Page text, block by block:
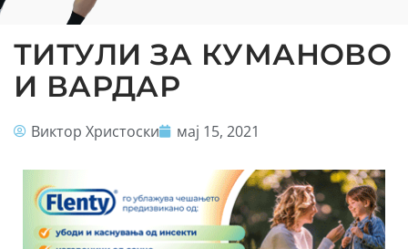
ТИТУЛИ ЗА КУМАНОВО
И ВАРДАР
Виктор Христоски мај 15, 2021